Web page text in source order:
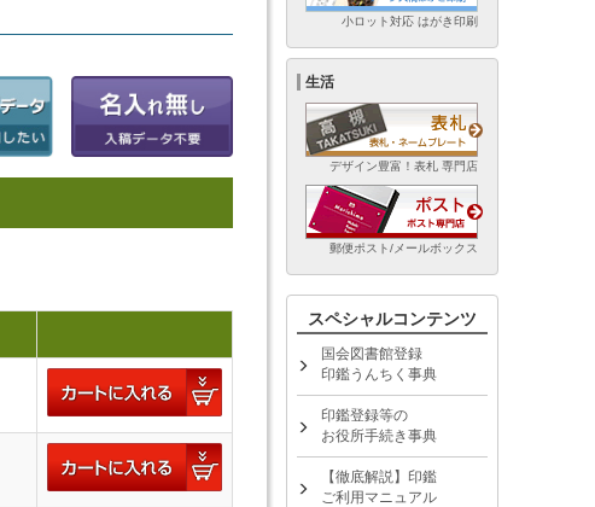
小ロット対応 はがき印刷
生活
デザイン豊富！表札 専門店
郵便ポスト/メールボックス
スペシャルコンテンツ
国会図書館登録
印鑑うんちく事典
印鑑登録等の
お役所手続き事典
【徹底解説】印鑑
ご利用マニュアル